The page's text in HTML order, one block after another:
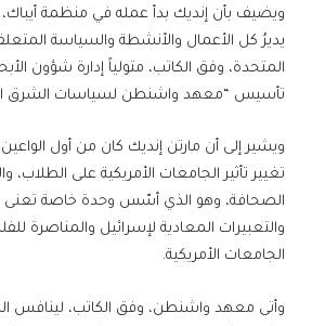
ويضيف بأن إنديك بدأ عمله في منظمة أيباك،
يديرُ كل الأعمال والأنشطة والسياسة
المتحدة، وفق الكاتب، متولياً إدارة شؤون
تأسيس “معهد واشنطن لسياسات الشرق
ويشير إلى أن مارتن إنديك كان من أول
تغيير تأثير الجامعات الأمريكية على الطلاب،
الصحافة، وهو الذي أسّس وحدة خاصة تعنى
والتعبيرات المعادية لإسرائيل والمناصرة
الجامعات الأمريكية.
وأتى معهد واشنطن، وفق الكاتب، لينافس